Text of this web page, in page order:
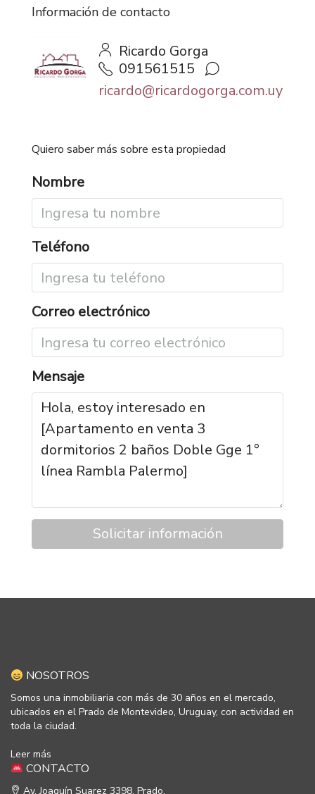
Información de contacto
Ricardo Gorga
091561515
ricardo@ricardogorga.com.uy
Quiero saber más sobre esta propiedad
Nombre
Teléfono
Correo electrónico
Mensaje
Solicitar información
NOSOTROS
Somos una inmobiliaria con más de 30 años en el mercado,
ubicados en el Prado de Montevideo, Uruguay, con actividad en
toda la ciudad.
Leer más
CONTACTO
Av. Joaquín Suarez 3398, Prado.